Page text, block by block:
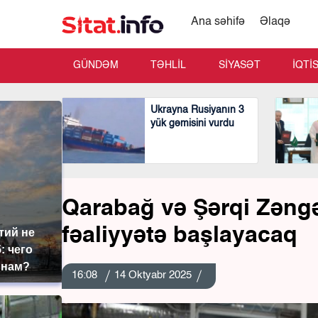
не
чего
Ana səhifə Əlaqə
GÜNDƏM TƏHLİL SİYASƏT
Ukrayna Rusiyanın 3
yük gəmisini vurdu
Qarabağ və Şərqi
fəaliyyətə başlayacaq
16:08 14 Oktyabr 2025